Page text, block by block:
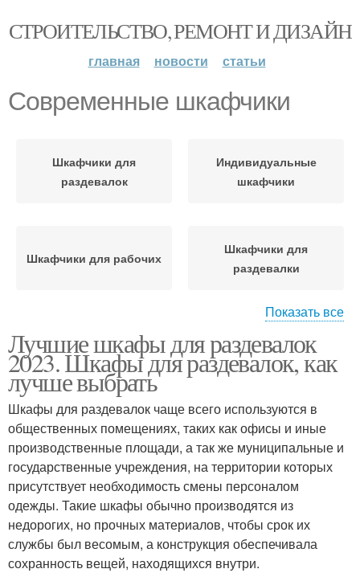
СТРОИТЕЛЬСТВО, РЕМОНТ И ДИЗАЙН
главная новости статьи
Современные шкафчики
Шкафчики для
раздевалок
Индивидуальные
шкафчики
Шкафчики для рабочих
Шкафчики для
раздевалки
переодевания
Секционные шкафчики
Спортивные шкафчики Шкафчики в раздевалку
Показать все
Лучшие шкафы для раздевалок
2023. Шкафы для раздевалок, как
лучше выбрать
Шкафы для раздевалок чаще всего используются в
общественных помещениях, таких как офисы и иные
производственные площади, а так же муниципальные и
государственные учреждения, на территории которых
присутствует необходимость смены персоналом
одежды. Такие шкафы обычно производятся из
недорогих, но прочных материалов, чтобы срок их
службы был весомым, а конструкция обеспечивала
сохранность вещей, находящихся внутри.